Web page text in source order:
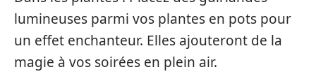
lumineuses parmi vos plantes en pots pour
un effet enchanteur. Elles ajouteront de la
magie à vos soirées en plein air.